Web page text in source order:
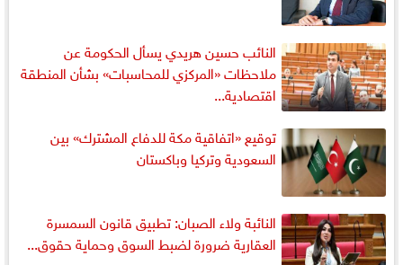
النائب حسين هريدي يسأل الحكومة عن
ملاحظات «المركزي للمحاسبات» بشأن المنطقة
اقتصادية...
توقيع «اتفاقية مكة للدفاع المشترك» بين
السعودية وتركيا وباكستان
النائبة ولاء الصبان: تطبيق قانون السمسرة
العقارية ضرورة لضبط السوق وحماية حقوق...